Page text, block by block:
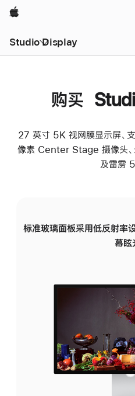
Apple
Studio Display
购买
27 英寸 5K 视网膜显示屏、
像素 Center Stage 摄像头、
及雷雳 5
标准玻璃面板采用低反射率
幕眩